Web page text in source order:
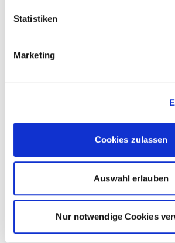
Statistiken
Marketing
Cookies zulassen
Auswahl erlauben
Nur notwendige Cookies